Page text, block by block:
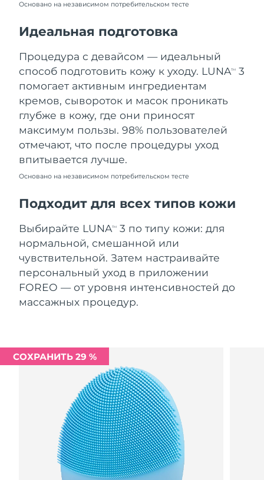
Основано на независимом потребительском тесте
Идеальная подготовка
Процедура с девайсом — идеальный
способ подготовить кожу к уходу. LUNATM
3
помогает активным ингредиентам
кремов, сывороток и масок проникать
глубже в кожу, где они приносят
максимум пользы. 98% пользователей
отмечают, что после процедуры уход
впитывается лучше.
Основано на независимом потребительском тесте
Подходит для всех типов кожи
Выбирайте LUNATM
3 по типу кожи: для
нормальной, смешанной или
чувствительной. Затем настраивайте
персональный уход в приложении
FOREO — от уровня интенсивностей до
массажных процедур.
СОХРАНИТЬ 29 %
Тайвань
Таиланд
Ожидаемая дата доставки
8/13/26
Турция
Ожидаемая дата доставки
8/10/26
ОАЭ
Ожидаемая дата доставки
Великобритания
Соединенные
Штаты
Ожидаемая дата доставки
Узбекистан
Ожидаемая дата доставки
Вьетнам
Ожидаемая дата доставки
8/15/26